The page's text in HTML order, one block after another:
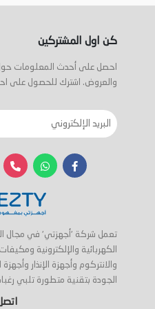
كن اول المشتركين
احصل على أحدث المعلومات
والعروض. اشترك للحصول على
تعمل شركة 'أجهزتي' في مجال
الكهربائية والإلكترونية
والانتركوم وأجهزة الإنذار
الجودة بتقنية متطورة تلبي